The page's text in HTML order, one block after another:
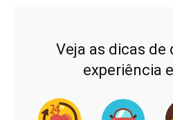
Veja as dicas de
experiência